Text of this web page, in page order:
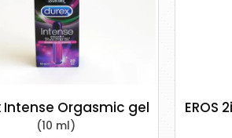
Intense Orgasmic gel
(10 ml)
EROS